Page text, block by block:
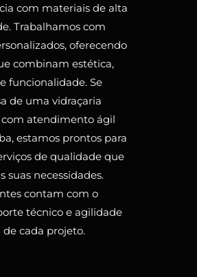
com materiais de alta
Trabalhamos com
oferecendo
combinam estética,
funcionalidade. Se
de uma vidraçaria
com atendimento ágil
estamos prontos para
de qualidade que
suas necessidades.
contam com o
técnico e agilidade
cada projeto.